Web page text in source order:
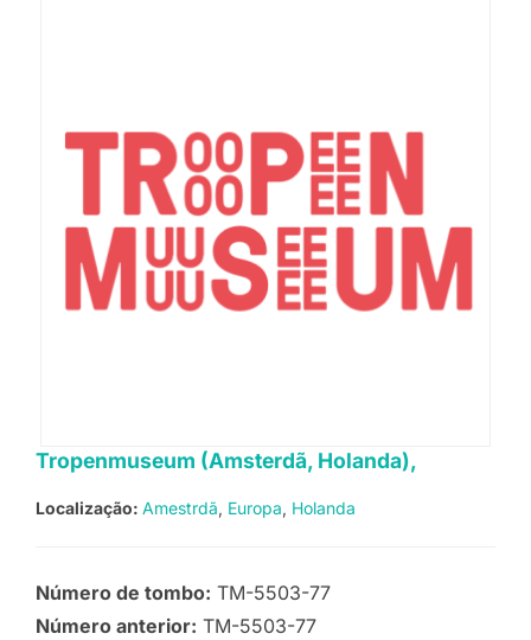
Tropenmuseum (Amsterdã, Holanda),
Localização: Amestrdã Europa Holanda
Número de tombo: TM-5503-77
Número anterior: TM-5503-77